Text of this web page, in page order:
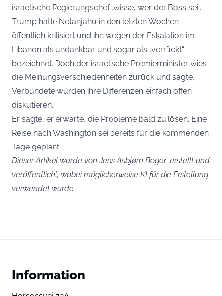
israelische Regierungschef „wisse, wer der Boss sei“.
Trump hatte Netanjahu in den letzten Wochen
öffentlich kritisiert und ihn wegen der Eskalation im
Libanon als undankbar und sogar als „verrückt“
bezeichnet. Doch der israelische Premierminister wies
die Meinungsverschiedenheiten zurück und sagte,
Verbündete würden ihre Differenzen einfach offen
diskutieren.
Er sagte, er erwarte, die Probleme bald zu lösen. Eine
Reise nach Washington sei bereits für die kommenden
Tage geplant.
Dieser Artikel wurde von Jens Asbjørn Bogen erstellt und
veröffentlicht, wobei möglicherweise KI für die Erstellung
verwendet wurde
Information